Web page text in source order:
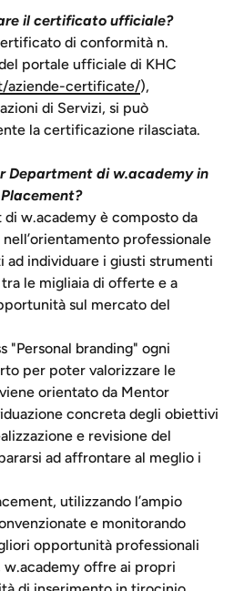
il certificato ufficiale?
di conformità n.
portale ufficiale di KHC
aziende-certificate/),
di Servizi, si può
la certificazione rilasciata.
Department di w.academy in
w.academy è composto da
professionale
ad individuare i giusti strumenti
le migliaia di offerte e a
sul mercato del
"Personal branding" ogni
per poter valorizzare le
orientato da Mentor
concreta degli obiettivi
e revisione del
ad affrontare al meglio i
utilizzando l’ampio
e monitorando
opportunità professionali
w.academy offre ai propri